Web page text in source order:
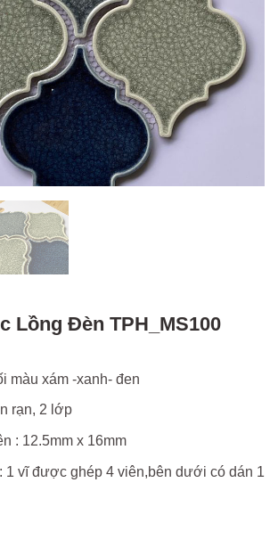
Lồng Đèn TPH_MS100
màu xám -xanh- đen
rạn, 2 lớp
: 12.5mm x 16mm
1 vĩ được ghép 4 viên,bên dưới có dán 1